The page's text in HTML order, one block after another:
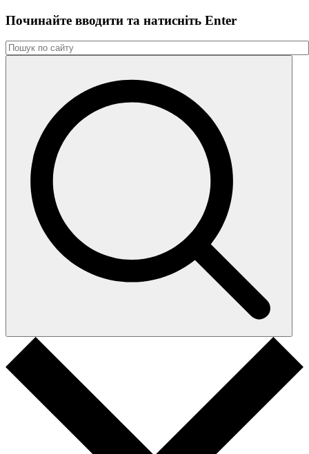
Починайте вводити та натиснiть Enter